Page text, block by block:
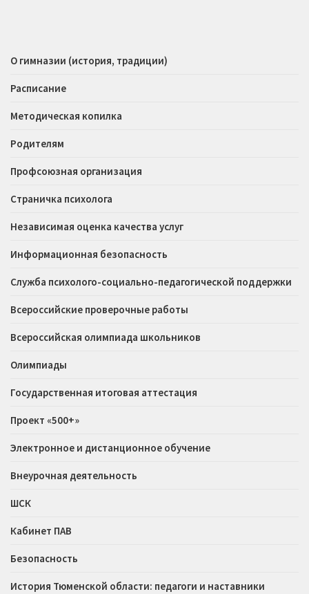
О гимназии (история, традиции)
Расписание
Методическая копилка
Родителям
Профсоюзная организация
Страничка психолога
Независимая оценка качества услуг
Информационная безопасность
Служба психолого-социально-педагогической поддержки
Всероссийские проверочные работы
Всероссийская олимпиада школьников
Олимпиады
Государственная итоговая аттестация
Проект «500+»
Электронное и дистанционное обучение
Внеурочная деятельность
ШСК
Кабинет ПАВ
Безопасность
История Тюменской области: педагоги и наставники